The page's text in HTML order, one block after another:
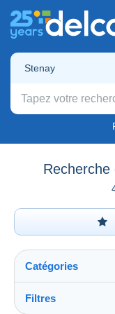
Stenay
Recherche
Catégories
Filtres